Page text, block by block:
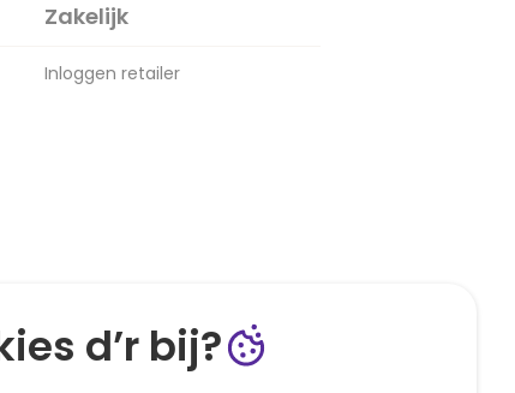
Zakelijk
Inloggen retailer
d’r bij?